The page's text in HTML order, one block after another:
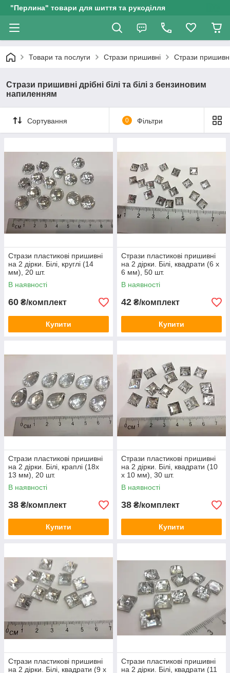
"Перлина" товари для шиття та рукоділля
Товари та послуги Стрази пришивні Стрази
Стрази пришивні дрібні білі та білі з бензиновим
напиленням
Сортування 0 Фільтри
Стрази пластикові пришивні
на 2 дірки. Білі, круглі (14
мм), 20 шт.
В наявності
60 ₴/комплект
Купити
Стрази пластикові пришивні
на 2 дірки. Білі, квадрати (6 х
6 мм), 50 шт.
В наявності
42 ₴/комплект
Купити
Стрази пластикові пришивні
на 2 дірки. Білі, краплі (18х
13 мм), 20 шт.
В наявності
38 ₴/комплект
Купити
Стрази пластикові пришивні
на 2 дірки. Білі, квадрати (10
х 10 мм), 30 шт.
В наявності
38 ₴/комплект
Купити
Стрази пластикові пришивні
на 2 дірки. Білі, квадрати (9 х
Стрази пластикові пришивні
на 2 дірки. Білі, квадрати (11